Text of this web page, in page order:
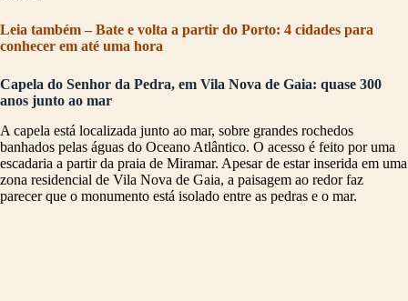
Leia também – Bate e volta a partir do Porto: 4 cidades para
conhecer em até uma hora
Capela do Senhor da Pedra, em Vila Nova de Gaia: quase 300
anos junto ao mar
A capela está localizada junto ao mar, sobre grandes rochedos
banhados pelas águas do Oceano Atlântico. O acesso é feito por uma
escadaria a partir da praia de Miramar. Apesar de estar inserida em uma
zona residencial de Vila Nova de Gaia, a paisagem ao redor faz
parecer que o monumento está isolado entre as pedras e o mar.